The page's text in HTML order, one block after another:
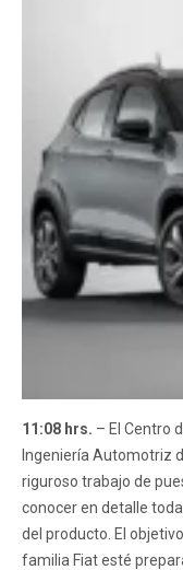
11:08 hrs. – El Centro
Ingeniería Automotriz
riguroso trabajo de
conocer en detalle
del producto. El
familia Fiat esté